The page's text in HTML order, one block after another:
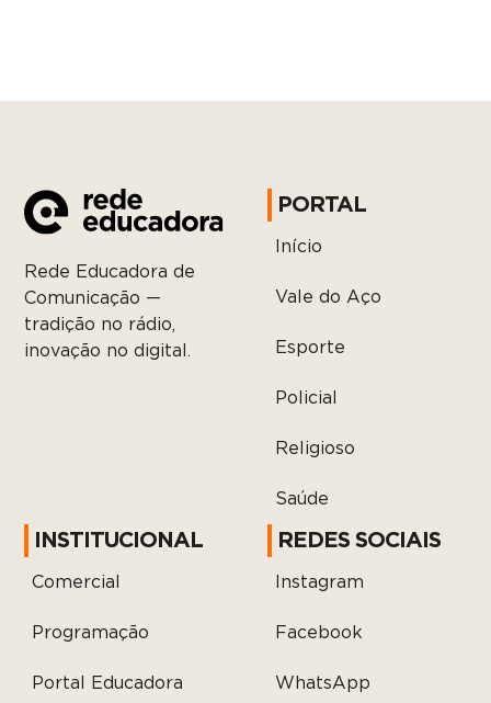
Rede Educadora de
Comunicação —
tradição no rádio,
inovação no digital.
PORTAL
Início
Vale do Aço
Esporte
Policial
Religioso
Saúde
INSTITUCIONAL
Comercial
Programação
Portal Educadora
REDES SOCIAIS
Instagram
Facebook
WhatsApp